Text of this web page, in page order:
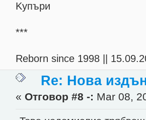
Kупъри
***
Reborn since 1998 ||
Re: Нова
« Отговор #8 -: Mar 08,